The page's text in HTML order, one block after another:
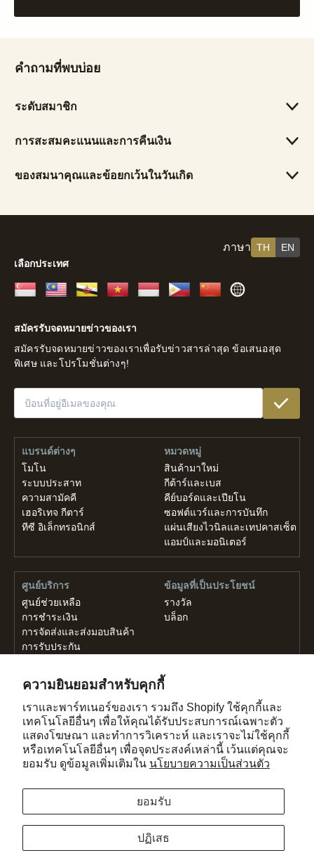
ความยินยอมสำหรับคุกกี้
เราและพาร์ทเนอร์ของเรา รวมถึง Shopify ใช้คุกกี้และ
เทคโนโลยีอื่นๆ เพื่อให้คุณได้รับประสบการณ์เฉพาะตัว
แสดงโฆษณา และทำการวิเคราะห์ และเราจะไม่ใช้คุกกี้
หรือเทคโนโลยีอื่นๆ เพื่อจุดประสงค์เหล่านี้ เว้นแต่คุณจะ
ยอมรับ ดูข้อมูลเพิ่มเติมใน นโยบายความเป็นส่วนตัว
ยอมรับ
ปฏิเสธ
คำถามที่พบบ่อย
ระดับสมาชิก
การสะสมคะแนนและการคืนเงิน
ของสมนาคุณและข้อยกเว้นในวันเกิด
ภาษา TH EN
เลือกประเทศ
เหลือ
สมัครรับจดหมายข่าวของเรา
สมัครรับจดหมายข่าวของเราเพื่อรับข่าวสารล่าสุด ข้อเสนอสุด
พิเศษ และโปรโมชั่นต่างๆ!
แบรนด์ต่างๆ
โมโน
ระบบประสาท
ความสามัคคี
เฮอริเทจ กีตาร์
ทีซี อิเล็กทรอนิกส์
หมวดหมู่
สินค้ามาใหม่
กีต้าร์และเบส
คีย์บอร์ดและเปียโน
ซอฟต์แวร์และการบันทึก
แผ่นเสียงไวนิลและเทปคาสเซ็ต
แอมป์และมอนิเตอร์
ศูนย์บริการ
ศูนย์ช่วยเหลือ
การชำระเงิน
การจัดส่งและส่งมอบสินค้า
การรับประกัน
ข้อมูลที่เป็นประโยชน์
รางวัล
บล็อก
เกี่ยวกับ
เกี่ยวกับเรา
ข้อกำหนดในการใช้งาน
นโยบายความเป็นส่วนตัว
อาชีพ
กด
ค้นหาเราได้ที่นี่
ติดต่อเรา
ลิขสิทธิ์ © 2026, GadHouse Co., Ltd
976/9 ถ.ริมคลองสามเสน บางกะปิ ห้วยขวาง